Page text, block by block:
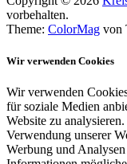
vorbehalten.
Theme: ColorMag von
Wir verwenden Cookies
Wir verwenden
für soziale Medien
Website zu
Verwendung unserer
Werbung und